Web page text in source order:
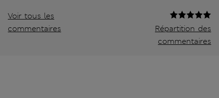
Voir tous les
commentaires
Répartition des
commentaires